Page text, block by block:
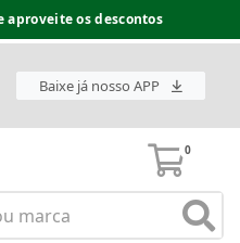
aproveite os descontos
Baixe já nosso APP
0